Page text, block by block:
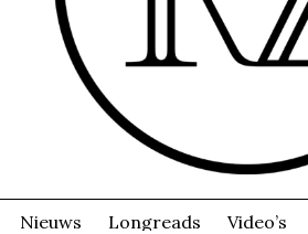
Nieuws Longreads Video’s